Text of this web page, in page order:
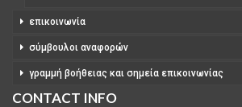
επικοινωνία
σύμβουλοι αναφορών
γραμμή βοήθειας και σημεία επικοινωνίας
CONTACT INFO